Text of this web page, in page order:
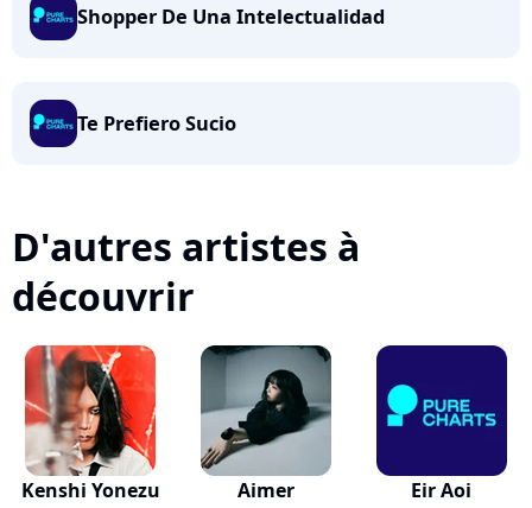
Shopper De Una Intelectualidad
Te Prefiero Sucio
D'autres artistes à
découvrir
Kenshi Yonezu Aimer Eir Aoi